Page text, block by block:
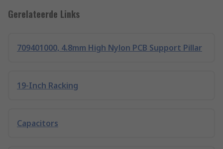
Gerelateerde Links
709401000, 4.8mm High Nylon PCB Support Pillar
19-Inch Racking
Capacitors